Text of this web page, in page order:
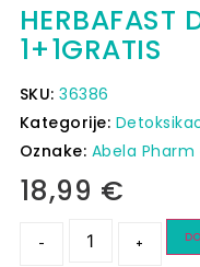
HERBAFAST
1+1GRATIS
SKU:36386
Kategorije:
Oznake: Abela Pharm
18,99 €
- +